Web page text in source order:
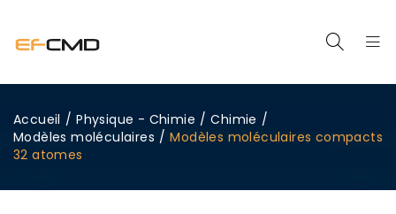
Accueil / Physique - Chimie / Chimie /
Modèles moléculaires / Modèles moléculaires compacts
32 atomes